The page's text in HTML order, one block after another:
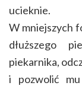
ucieknie.
W mniejszych
dłuższego
piekarnika,
i pozwolić